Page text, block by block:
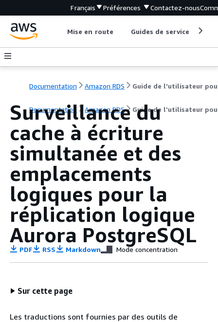
Français Préférences Contactez-nous
Mise en route Guides de service
Documentation Amazon RDS
Documentation Amazon RDS Guide de l'utilisateur
Surveillance du
cache à écriture
simultanée et des
emplacements
logiques pour la
réplication logique
Aurora PostgreSQL
PDF RSS Markdown Mode concentration
Sur cette page
Les traductions sont fournies par des outils de